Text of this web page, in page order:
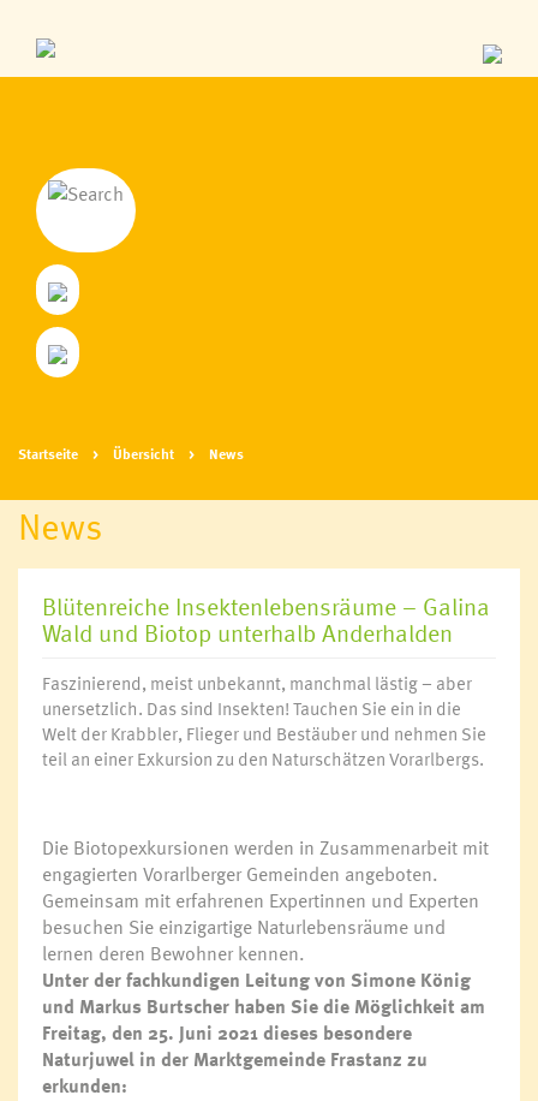
Startseite Übersicht News
News
Blütenreiche Insektenlebensräume – Galina
Wald und Biotop unterhalb Anderhalden
Faszinierend, meist unbekannt, manchmal lästig – aber
unersetzlich. Das sind Insekten! Tauchen Sie ein in die
Welt der Krabbler, Flieger und Bestäuber und nehmen Sie
teil an einer Exkursion zu den Naturschätzen Vorarlbergs.
Die Biotopexkursionen werden in Zusammenarbeit mit
engagierten Vorarlberger Gemeinden angeboten.
Gemeinsam mit erfahrenen Expertinnen und Experten
besuchen Sie einzigartige Naturlebensräume und
lernen deren Bewohner kennen.
Unter der fachkundigen Leitung von Simone König
und Markus Burtscher haben Sie die Möglichkeit am
Freitag, den 25. Juni 2021 dieses besondere
Naturjuwel in der Marktgemeinde Frastanz zu
erkunden: